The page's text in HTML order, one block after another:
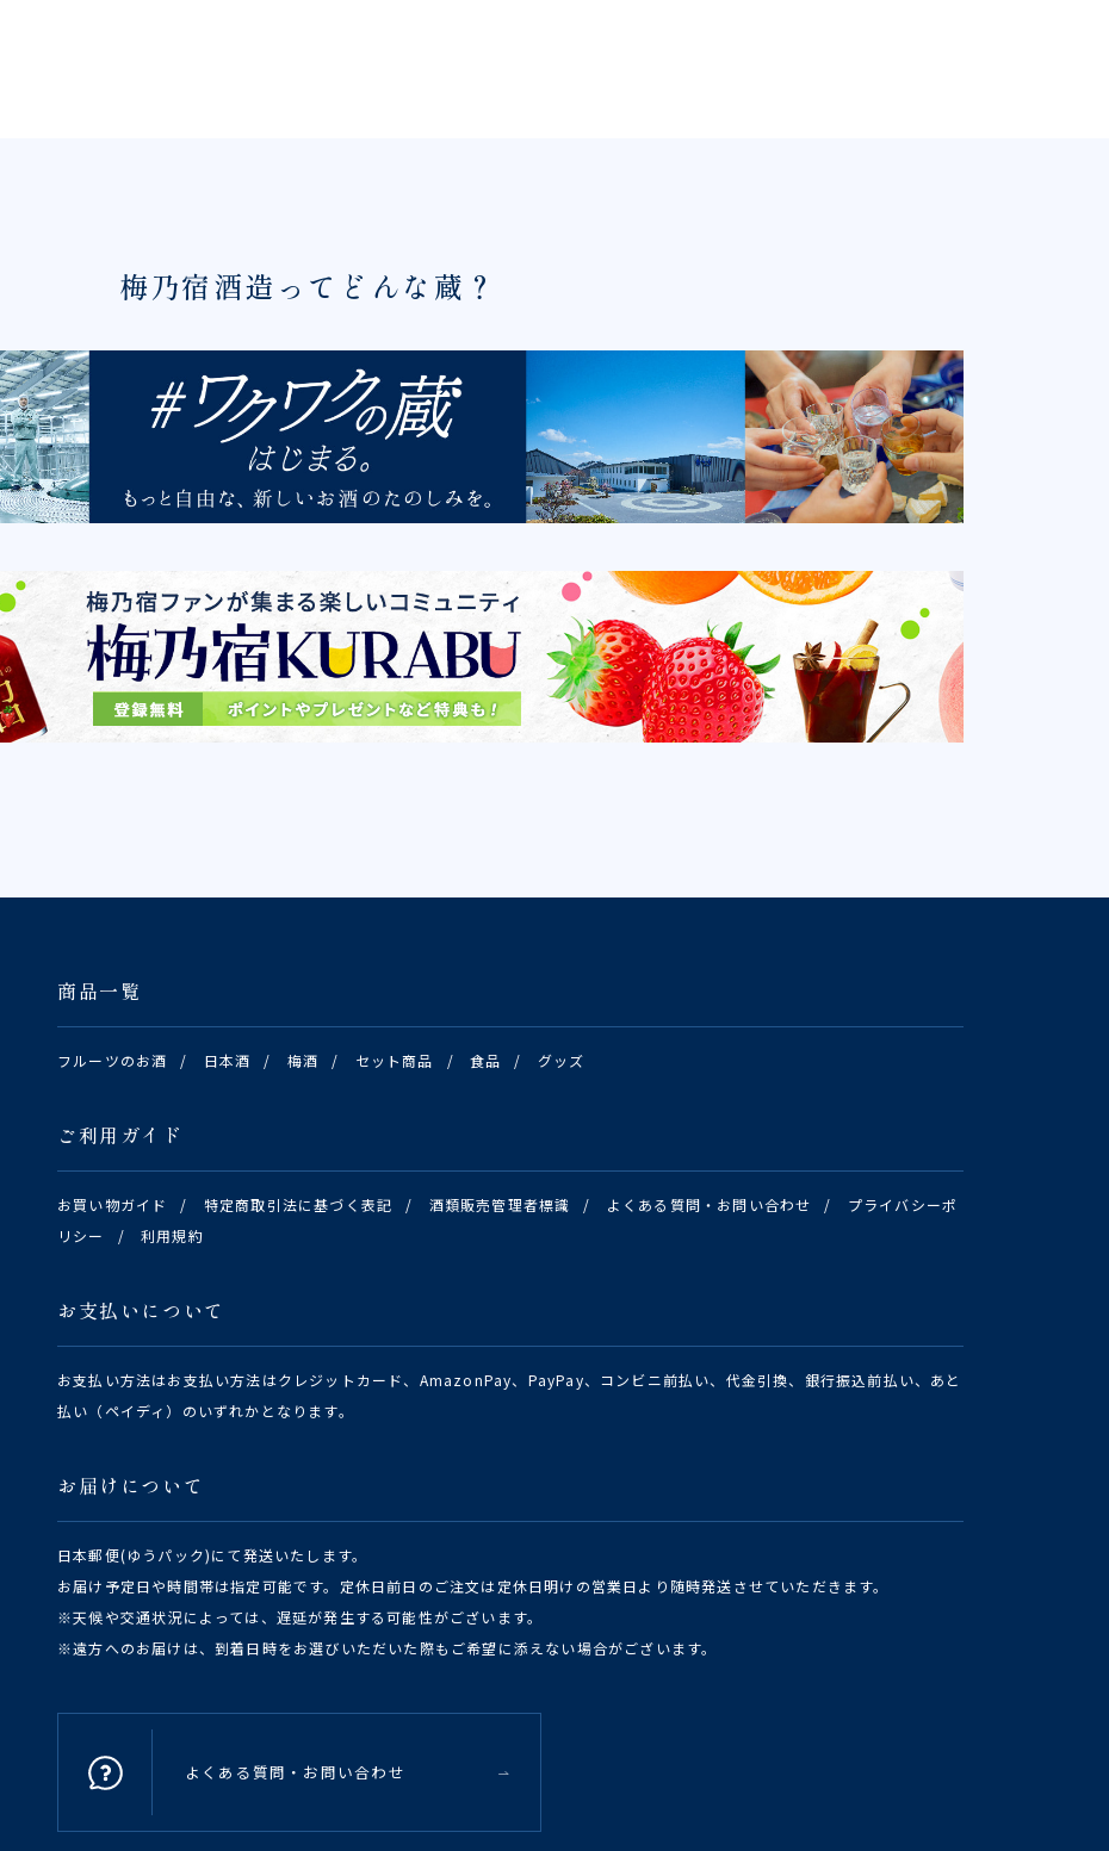
梅乃宿酒造ってどんな蔵？
商品一覧
フルーツのお酒 / 日本酒 / 梅酒 / セット商品 / 食品 / グッズ
ご利用ガイド
お買い物ガイド / 特定商取引法に基づく表記 / 酒類販売管理者標識 / よくある質問・お問い合わせ /
プライバシーポ
リシー
/ 利用規約
お支払いについて
お支払い方法はお支払い方法はクレジットカード、AmazonPay、PayPay、コンビニ前払い、代金引換、銀行振込前払い、あと
払い（ペイディ）のいずれかとなります。
お届けについて
日本郵便(ゆうパック)にて発送いたします。
お届け予定日や時間帯は指定可能です。定休日前日のご注文は定休日明けの営業日より随時発送させていただきます。
※天候や交通状況によっては、遅延が発生する可能性がございます。
※遠方へのお届けは、到着日時をお選びいただいた際もご希望に添えない場合がございます。
よくある質問・お問い合わせ